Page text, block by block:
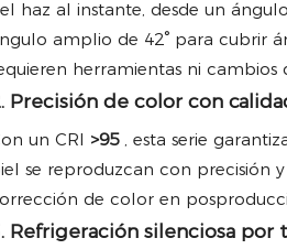
haz al instante, desde un
amplio de 42° para cubrir
herramientas ni cambios
Precisión de color con
un CRI >95, esta serie
se reproduzcan con precisión
de color en
Refrigeración silenciosa por